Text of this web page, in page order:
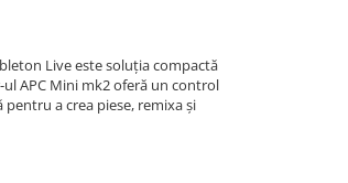
Live este soluția compactă
APC Mini mk2 oferă un control
a crea piese, remixa și